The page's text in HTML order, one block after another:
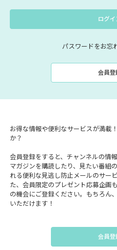
ログイ
パスワードをお忘
会員登
お得な情報や便利なサービスが満載
か？
会員登録をすると、チャンネルの情
マガジンを購読したり、見たい番組
れる便利な見逃し防止メールのサー
た、会員限定のプレゼント応募企画
の機会にご登録ください。もちろん
いただけます！
会員登